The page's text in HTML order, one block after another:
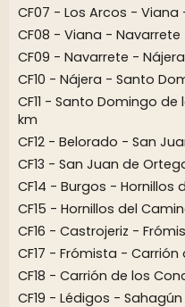
CF07 - Los Arcos - Viana
CF08 - Viana - Navarrete
CF09 - Navarrete -
CF10 - Nájera - Santo
CF11 - Santo Domingo
km
CF12 - Belorado - San
CF13 - San Juan de
CF14 - Burgos - Hornillos
CF15 - Hornillos del
CF16 - Castrojeriz -
CF17 - Frómista - Carrión
CF18 - Carrión de los
CF19 - Lédigos - Sahagún